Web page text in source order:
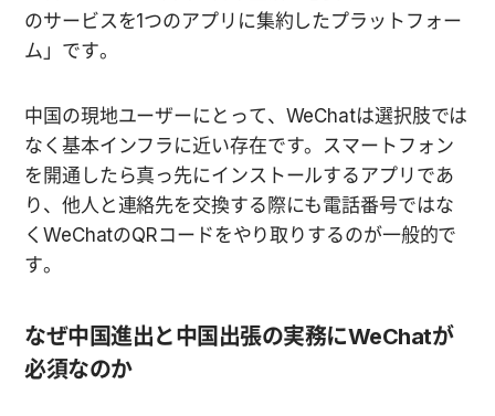
のサービスを1つのアプリに集約したプラットフォー
ム」です。
中国の現地ユーザーにとって、WeChatは選択肢では
なく基本インフラに近い存在です。スマートフォン
を開通したら真っ先にインストールするアプリであ
り、他人と連絡先を交換する際にも電話番号ではな
くWeChatのQRコードをやり取りするのが一般的で
す。
なぜ中国進出と中国出張の実務にWeChatが
必須なのか